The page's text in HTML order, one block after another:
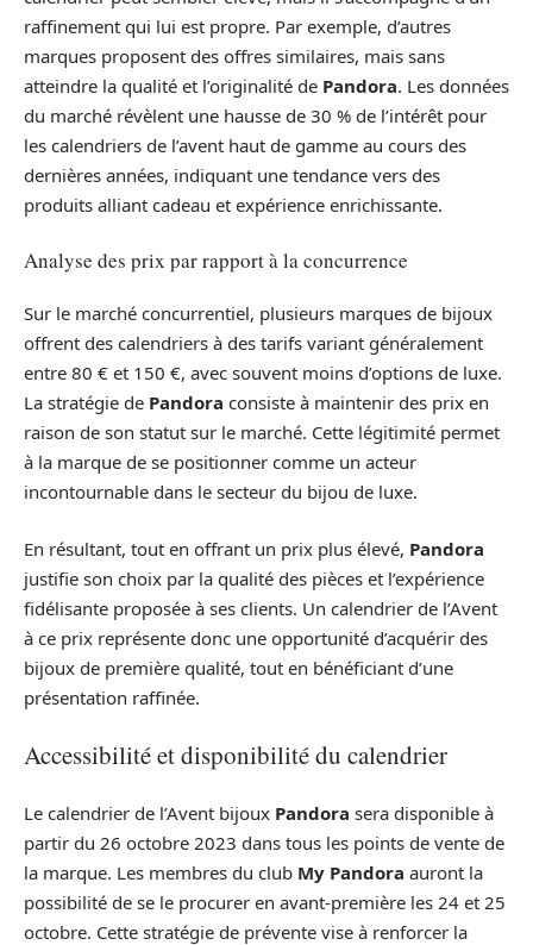
raffinement qui lui est propre. Par exemple, d’autres
marques proposent des offres similaires, mais sans
atteindre la qualité et l’originalité de Pandora. Les données
du marché révèlent une hausse de 30 % de l’intérêt pour
les calendriers de l’avent haut de gamme au cours des
dernières années, indiquant une tendance vers des
produits alliant cadeau et expérience enrichissante.
Analyse des prix par rapport à la concurrence
Sur le marché concurrentiel, plusieurs marques de bijoux
offrent des calendriers à des tarifs variant généralement
entre 80 € et 150 €, avec souvent moins d’options de luxe.
La stratégie de Pandora consiste à maintenir des prix en
raison de son statut sur le marché. Cette légitimité permet
à la marque de se positionner comme un acteur
incontournable dans le secteur du bijou de luxe.
En résultant, tout en offrant un prix plus élevé, Pandora
justifie son choix par la qualité des pièces et l’expérience
fidélisante proposée à ses clients. Un calendrier de l’Avent
à ce prix représente donc une opportunité d’acquérir des
bijoux de première qualité, tout en bénéficiant d’une
présentation raffinée.
Accessibilité et disponibilité du calendrier
Le calendrier de l’Avent bijoux Pandora sera disponible à
partir du 26 octobre 2023 dans tous les points de vente de
la marque. Les membres du club My Pandora auront la
possibilité de se le procurer en avant-première les 24 et 25
octobre. Cette stratégie de prévente vise à renforcer la